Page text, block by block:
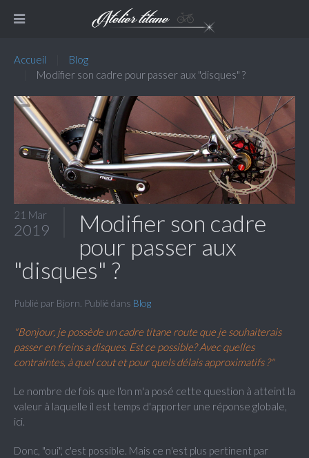
Accueil
Blog
Modifier son cadre pour passer aux "disques" ?
21 Mar
2019
Modifier son cadre
pour passer aux
"disques" ?
Publié par Bjorn. Publié dans Blog
"Bonjour, je possède un cadre titane route que je souhaiterais
passer en freins a disques. Est ce possible? Avec quelles
contraintes, à quel cout et pour quels délais approximatifs ?"
Le nombre de fois que l'on m'a posé cette question à atteint la
valeur à laquelle il est temps d'apporter une réponse globale,
ici.
Donc, "oui", c'est possible. Mais ce n'est plus pertinent par